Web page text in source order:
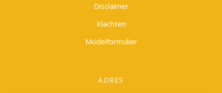
Disclaimer
Klachten
Modelformulier
ADRES